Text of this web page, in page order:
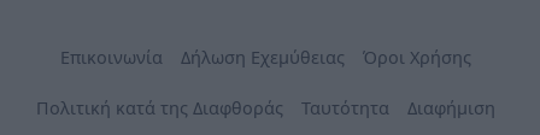
Επικοινωνία Δήλωση Εχεμύθειας Όροι Χρήσης
Πολιτική κατά της Διαφθοράς Ταυτότητα Διαφήμιση